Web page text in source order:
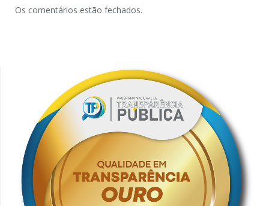
Os comentários estão fechados.